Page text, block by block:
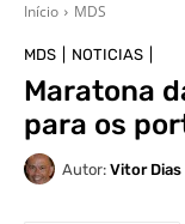
Início MDS
MDS NOTICIAS
Maratona
para os
Autor: Vitor Dias